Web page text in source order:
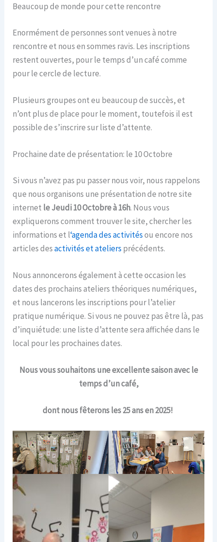
Beaucoup de monde pour cette rencontre
Enormément de personnes sont venues à notre
rencontre et nous en sommes ravis. Les inscriptions
restent ouvertes, pour le temps d’un café comme
pour le cercle de lecture.
Plusieurs groupes ont eu beaucoup de succès, et
n’ont plus de place pour le moment, toutefois il est
possible de s’inscrire sur liste d’attente.
Prochaine date de présentation: le 10 Octobre
Si vous n’avez pas pu passer nous voir, nous rappelons
que nous organisons une présentation de notre site
internet le Jeudi 10 Octobre à 16h. Nous vous
expliquerons comment trouver le site, chercher les
informations et l‘agenda des activitésou encore nos
articles desactivités et ateliers précédents.
Nous annoncerons également à cette occasion les
dates des prochains ateliers théoriques numériques,
et nous lancerons les inscriptions pour l’atelier
pratique numérique. Si vous ne pouvez pas être là, pas
d’inquiétude: une liste d’attente sera affichée dans le
local pour les prochaines dates.
Nous vous souhaitons une excellente saison avec le
temps d’un café,
dont nous fêterons les 25 ans en 2025!